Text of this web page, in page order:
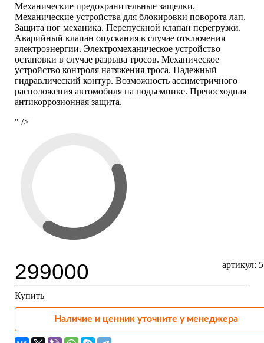
Механические предохранительные защелки.
Механические устройства для блокировки поворота лап.
Защита ног механика. Перепускной клапан перегрузки.
Аварийный клапан опускания в случае отключения
электроэнергии. Электромеханическое устройство
остановки в случае разрыва тросов. Механическое
устройство контроля натяжения троса. Надежный
гидравлический контур. Возможность ассиметричного
расположения автомобиля на подъемнике. Превосходная
антикоррозионная защита.
" />
артикул:
299000
Купить
Наличие и ценник уточните у менеджера